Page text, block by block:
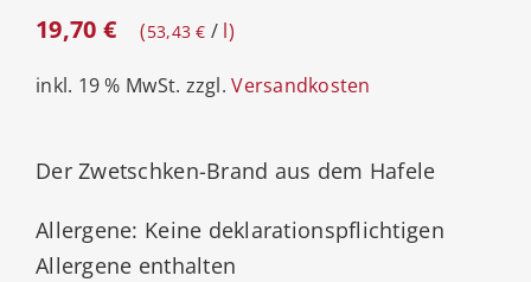
19,70 € 53,43€ / l
inkl. 19 % MwSt. zzgl.Versandkosten
Der Zwetschken-Brand aus dem Hafele
Allergene: Keine deklarationspflichtigen
Allergene enthalten